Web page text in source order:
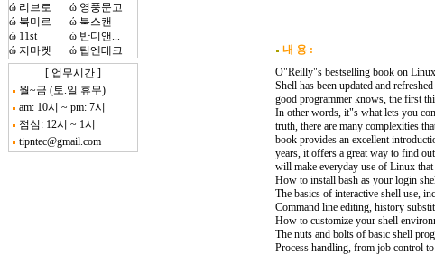
ώ 리브로 ώ 영풍문고
ώ 북미르 ώ 북스캔
ώ 11st ώ 반디앤...
ώ 지마켓 ώ 팁엔테크
[ 업무시간 ]
월~금 (토.일 휴무)
am: 10시 ~ pm: 7시
점심: 12시 ~ 1시
tipntec@gmail.com
내 용 :
O"Reilly"s bestselling book on
Shell has been updated and
good programmer knows, the first
In other words, it"s what lets you
truth, there are many complexities
book provides an excellent
years, it offers a great way to find
will make everyday use of Linux
How to install bash as your login
The basics of interactive shell use,
Command line editing, history
How to customize your shell
The nuts and bolts of basic shell
Process handling, from job control